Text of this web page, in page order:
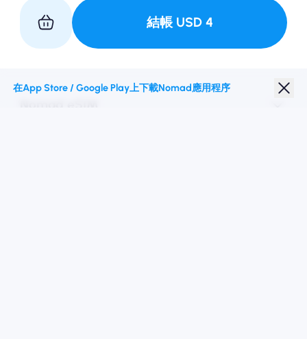
結帳 USD 4
與我們合作
在App Store / Google Play上下載Nomad應用程序